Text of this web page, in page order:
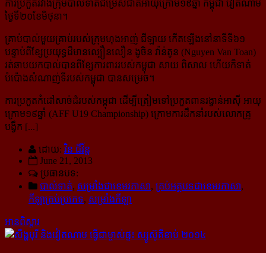
ការប្រកួតរវាងក្រុមបាល់ទាត់ជម្រើសជាតិអាយុក្រោម១៩ឆ្នាំ កម្ពុជា វៀតណាម
ថ្ងៃទី២០ខែមិថុនា។
គ្រាប់បាល់មួយគ្រាប់របស់ក្រុមហុងអាញ់ ជីឡាយ កើតឡើងនៅនាទីទី៦១
បន្ទាប់ពីខ្សែប្រយុទ្ធដ៏មានល្បឿនលឿន ងូចិន វ៉ាន់តូន (Nguyen Van Toan)
រត់ឆាបយកបាល់បានពីខ្សែការពាររបស់កម្ពុជា សាយ ពិសាល ហើយក៏ទាត់
បំប៉ោង​សំណាញ់ទីរបស់កម្ពុជា បានសម្រេច។
ការប្រកួតកំដៅសាច់ដំរបស់កម្ពុជា ដើម្បីត្រៀមទៅប្រកួតពានរង្វាន់អាស៊ី អាយុ
ក្រោម១៩ឆ្នាំ (AFF U19 Championship) ក្រោមការដឹកនាំរបស់លោកគ្រូ
បង្វឹក [...]
ដោយ: វិន ជីវ័ន្ត
June 21, 2013
ប្រធានបទ:
បាល់ទាត់, សម្រាំងជាខេមរភាសា, គ្រប់អត្ថបទជាខេមរភាសា,
កីឡាគ្រប់ប្រភេទ, សម្រាំងកីឡា
អានពិស្ដារ